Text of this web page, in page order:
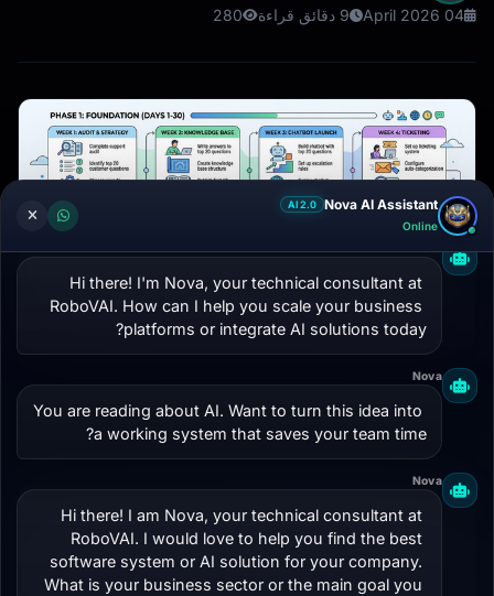
04 April 2026 9 دقائق قراءة 280
Nova AI Assistant
AI 2.0
Online
Hi there! I'm Nova, your technical consultant at
RoboVAI. How can I help you scale your business
platforms or integrate AI solutions today?
Nova
You are reading about AI. Want to turn this idea into
a working system that saves your team time?
Nova
Hi there! I am Nova, your technical consultant at
RoboVAI. I would love to help you find the best
software system or AI solution for your company.
What is your business sector or the main goal you